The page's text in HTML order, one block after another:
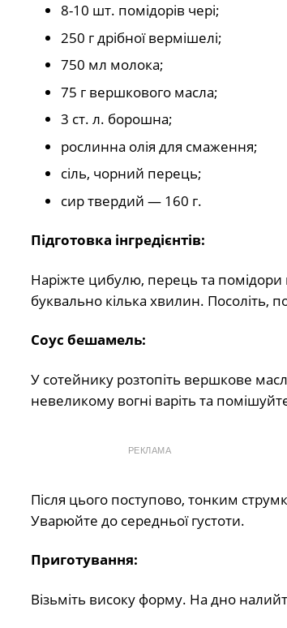
8-10 шт. помідорів чері;
250 г дрібної вермішелі;
750 мл молока;
75 г вершкового масла;
3 ст. л. борошна;
рослинна олія для смаження;
сіль, чорний перець;
сир твердий — 160 г.
Підготовка інгредієнтів:
Наріжте цибулю, перець та
буквально кілька хвилин. Посоліть,
Соус бешамель:
У сотейнику розтопіть вершкове
невеликому вогні варіть та
РЕКЛАМА
Після цього поступово, тонким
Уварюйте до середньої густоти.
Приготування:
Візьміть високу форму. На дно